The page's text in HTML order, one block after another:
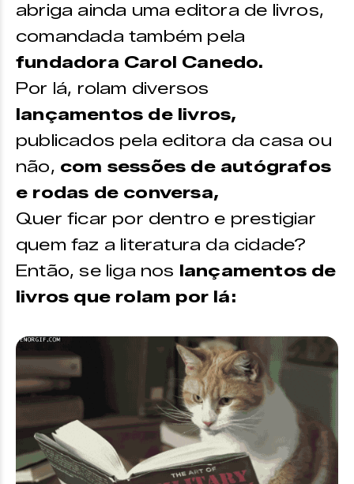
abriga ainda uma editora de livros,
comandada também pela
fundadora Carol Canedo.
Por lá, rolam diversos
lançamentos de livros,
publicados pela editora da casa ou
não, com sessões de autógrafos
e rodas de conversa,
Quer ficar por dentro e prestigiar
quem faz a literatura da cidade?
Então, se liga nos lançamentos de
livros que rolam por lá: